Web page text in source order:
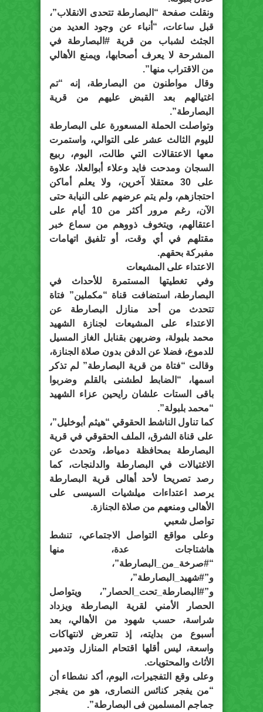
ونقلت صفحة “البصارطة تتحدى الانقلاب”،
قبل ساعات، “أنباء عن وجود العديد من
الجثث لشباب من قرية #البصارطة في
المشرحة لا يعرف أصحابها، ويمنع الأهالي
من الاقتراب منها”.
وقال مواطنون من البصارطة، إنه “تم
اغتيالهم بعد القبض عليهم من قرية
البصارطة”.
وتواصلت الحملة المسعورة على البصارطة
لليوم الثالث عشر على التوالي، واستمرت
معها الاعتقالات التي طالت، اليوم، ربيع
السجان ومدحت فايد وعلاء أبوالعلا، علاوة
على 30 معتقلا آخرين، ولا يعلم أماكن
احتجازهم، ولم يتم عرضهم على النيابة حتى
الآن، رغم مرور أكثر من 10 أيام على
اعتقالهم، ويتخوف ذووهم من سماع خبر
مقتلهم في أي وقت، أو تلفيق اتهامات
مفبركة بحقهم.
الاعتداء على المشيعات
وفي تغطيتها المستمرة للأحداث في
البصارطة، استضافت قناة “مكملين” فتاة
تتحدث من أحد منازل البصارطة عن
الاعتداء على المشيعات لجنازة الشهيد
محمد بلبولة، وضربهن بقنابل الغاز المسيل
للدموع، فضلا عن الدفن بدون صلاة الجنازة،
وقالت “فتاة من قرية البصارطة” لم تذكر
اسمها، “الضابط لطشنى بالقلم وضربوا
باقى الستات علشان رايحين عزاء الشهيد
“محمد بلبولة”.
كما تناول الناشط الحقوقي “هيثم أبوخليل”،
على قناة الشرق، الملف الحقوقي في قرية
البصارطة بمحافظة دمياط، وتحدث عن
الاغتيالات في البصارطة والدلنجات، كما
رصد تصريحا لأحد أهالى قرية البصارطة
يرصد اعتداءات ميلشيات السيسى على
الأهالى ومنعهم من صلاة الجنازة.
تواصل شعبي
وعلى مواقع التواصل الاجتماعي، تنشط
هاشتاجات عدة، منها
“#صرخة_من_البصارطة”،
و”#شهيد_البصارطة”،
و”#البصارطة_تحت_الحصار”، ويتواصل
الحصار الأمني لقرية البصارطة ويزداد
شراسة، حسب شهود من الأهالي، بعد
أسبوع من بدايته، إذ تتعرض لانتهاكات
واسعة، ليس أقلها اقتحام المنازل وتدمير
الأثاث والمحتويات.
وعلى وقع التفجيرات، اليوم، أكد نشطاء أن
“من يفجر كنائس النصارى، هو من يفجر
جماجم المسلمين فى البصارطة”.